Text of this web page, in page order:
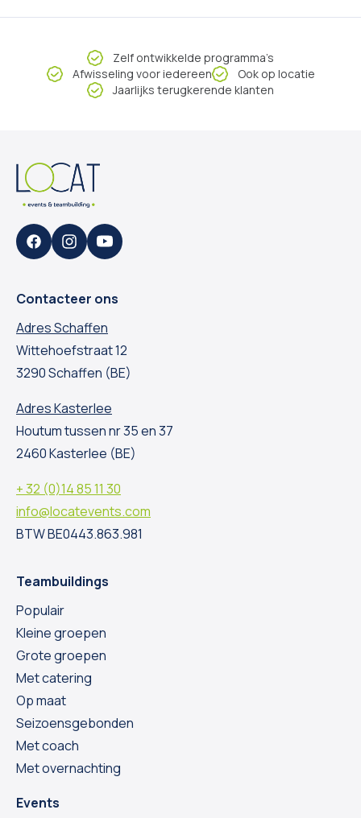
Zelf ontwikkelde programma’s
Afwisseling voor iedereen
Ook op locatie
Jaarlijks terugkerende klanten
FacebookInstagramYouTube
Contacteer ons
Adres Schaffen
Wittehoefstraat 12
3290 Schaffen (BE)
Adres Kasterlee
Houtum tussen nr 35 en 37
2460 Kasterlee (BE)
+ 32 (0)14 85 11 30
info@locatevents.com
BTW BE0443.863.981
Teambuildings
Populair
Kleine groepen
Grote groepen
Met catering
Op maat
Seizoensgebonden
Met coach
Met overnachting
Events